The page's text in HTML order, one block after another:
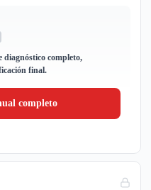
diagnóstico completo,
final.
completo